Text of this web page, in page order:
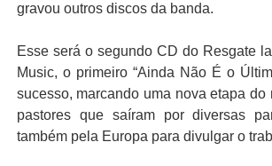
gravou outros discos da banda.
Esse será o segundo CD do Resgate
Music, o primeiro “Ainda Não É o
sucesso, marcando uma nova etapa do
pastores que saíram por diversas
também pela Europa para divulgar o